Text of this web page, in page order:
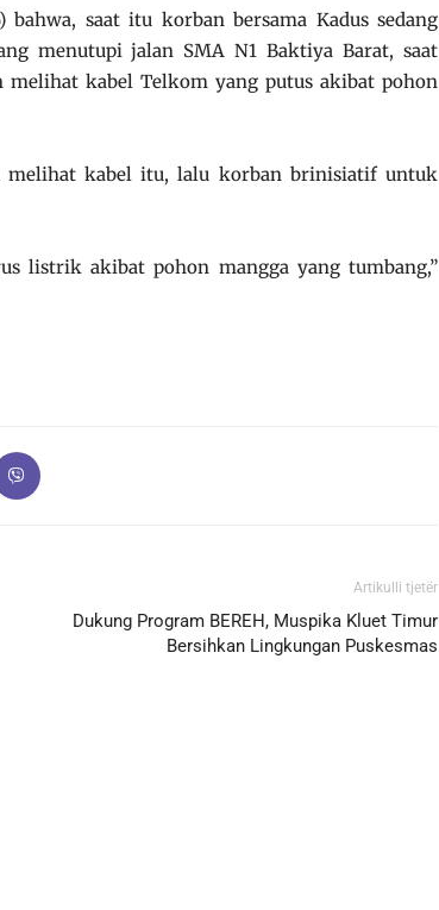
bahwa, saat itu korban bersama Kadus sedang
menutupi jalan SMA N1 Baktiya Barat, saat
melihat kabel Telkom yang putus akibat pohon
melihat kabel itu, lalu korban brinisiatif untuk
listrik akibat pohon mangga yang tumbang,”
Artikulli tjetër
Dukung Program BEREH, Muspika Kluet Timur
Bersihkan Lingkungan Puskesmas